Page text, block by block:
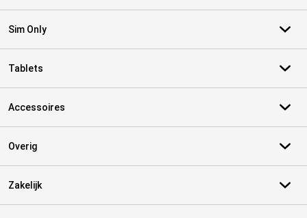
Sim Only
Tablets
Accessoires
Overig
Zakelijk